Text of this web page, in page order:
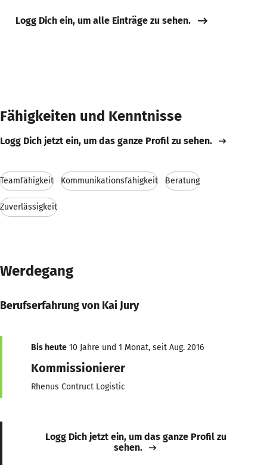
Logg Dich ein, um alle Einträge zu sehen.
Fähigkeiten und Kenntnisse
Logg Dich jetzt ein, um das ganze Profil zu sehen.
Teamfähigkeit Kommunikationsfähigkeit Beratung
Zuverlässigkeit
Werdegang
Berufserfahrung von Kai Jury
Bis heute 10 Jahre und 1 Monat, seit Aug. 2016
Kommissionierer
Rhenus Contruct Logistic
Logg Dich jetzt ein, um das ganze Profil zu
sehen.